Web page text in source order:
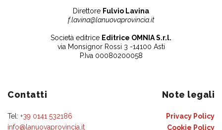
Direttore Fulvio Lavina
f.lavina@lanuovaprovincia.it
Società editrice Editrice OMNIA S.r.l.
via Monsignor Rossi 3 -14100 Asti
P.Iva 00080200058
Contatti
Tel: +39 0141 532186
info@lanuovaprovincia.it
Note legali
Privacy Policy
Cookie Policy